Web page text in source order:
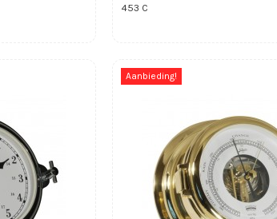
453 C
Aanbieding!